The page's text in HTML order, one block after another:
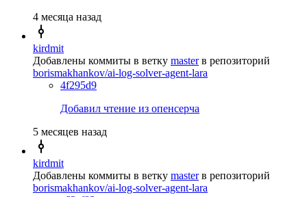
4 месяца назад
kirdmit
Добавлены коммиты в ветку master в репозиторий
borismakhankov/ai-log-solver-agent-lara
4f295d9
Добавил чтение из опенсерча
5 месяцев назад
kirdmit
Добавлены коммиты в ветку master в репозиторий
borismakhankov/ai-log-solver-agent-lara